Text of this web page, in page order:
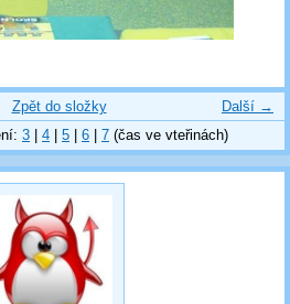
Další →
Zpět do složky
3 4 5 6 7 (čas ve vteřinách)